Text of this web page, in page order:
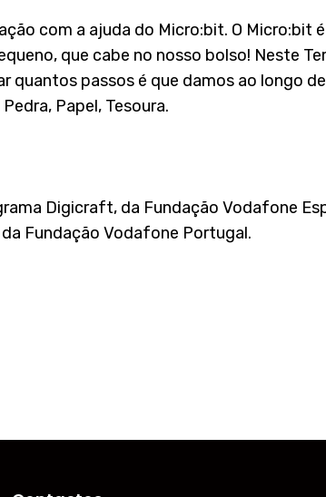
com a ajuda do Micro:bit. O Micro:bit
que cabe no nosso bolso! Neste
quantos passos é que damos ao longo
Papel, Tesoura.
Digicraft, da Fundação Vodafone
Fundação Vodafone Portugal.